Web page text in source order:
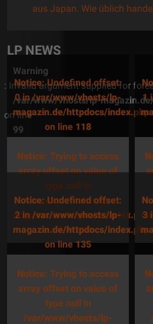
Thema: „Bitte
LP NEWS
Warning
: Invalid argument supplied for
/var/www/vhosts/lp-
on line
99
Notice: Undefined offset:
0 in/var/www/vhosts/lp-
magazin.de/httpdocs/index.php
on line 118
Notice: Trying to access
array offset on value of
type null in
/var/www/vhosts/lp-
magazin.de/httpdocs/index.php
on line118
1
Notice: Undefined offset:
2 in/var/www/vhosts/lp-
magazin.de/httpdocs/index.php
on line 135
Notice: Trying to access
array offset on value of
type null in
/var/www/vhosts/lp-
3